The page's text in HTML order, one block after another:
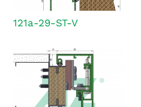
121a-29-ST-V